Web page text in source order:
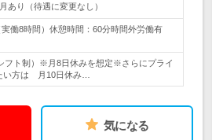
あり（待遇に変更なし）
働8時間）休憩時間：60分時間外労働有
フト制）※月8日休みを想定※さらにプライ
い方は 月10日休み…
気になる